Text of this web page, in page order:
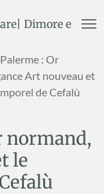
Dimore e
: Or
Art nouveau et
de Cefalù
normand,
le